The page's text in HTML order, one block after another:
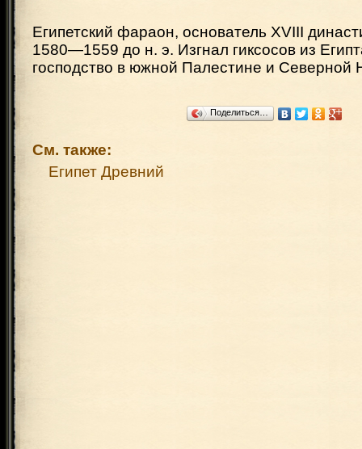
Египетский фараон, основатель XVIII
1580—1559 до н. э. Изгнал гиксосов из
господство в южной Палестине и Северной
Поделиться…
См. также:
Египет Древний